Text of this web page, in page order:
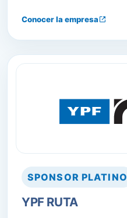
Conocer la empresa
SPONSOR PLATINO
YPF RUTA